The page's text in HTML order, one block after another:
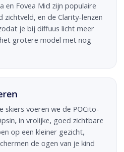
en Fovea Mid zijn populaire
zichtveld, en de Clarity-lenzen
je bij diffuus licht meer
grotere model met nog
skiers voeren we de POCito-
in vrolijke, goed zichtbare
op een kleiner gezicht,
de ogen van je kind